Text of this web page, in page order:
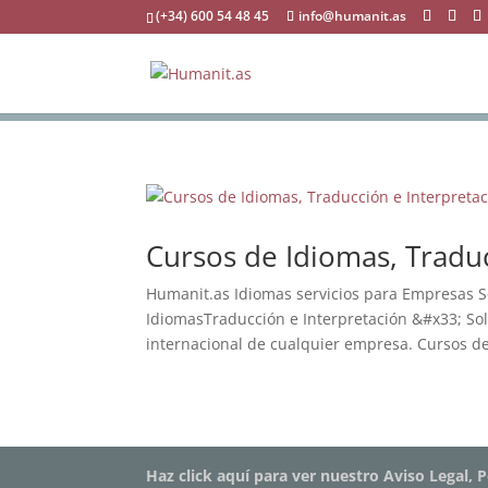
(+34) 600 54 48 45 info@humanit.as
Cursos de Idiomas,
Humanit.as Idiomas servicios para Empresas
IdiomasTraducción e Interpretación &#x33;
internacional de cualquier empresa. Cursos
Haz click aquí para ver nuestro Aviso Legal,